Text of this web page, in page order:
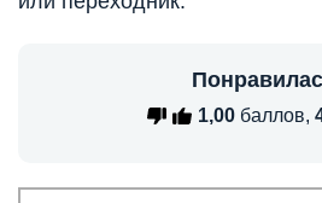
1,00 баллов,